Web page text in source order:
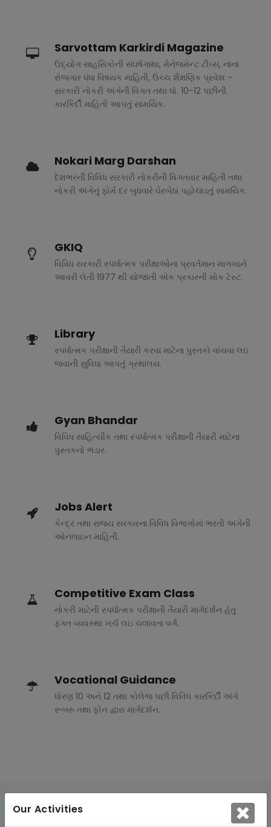
Our Activities
Sarvottam Karkirdi Magazine
ઉદ્યોગ સાહસિકોની સંઘર્ષગાથા, મેનેજમેન્ટ ટીપ્સ, નાના
રોજગાર ધંધા વિષયક માહિતી, ઉચ્ચ શૈક્ષણિક પ્રવેશ -
સરકારી નોકરી અંગેની વિગત તથા ધો. 10-12 પછીની
કારકિર્દી માહિતી આપતું સામયિક.
Nokari Marg Darshan
દેશભરની વિવિધ સરકારી નોકરીની વિગતવાર માહિતી તથા
નોકરી અંગેનું ફોર્મ દર બુધવારે ઘેરબેઠાં પહોચાડતું સામયિક.
GKIQ
વિવિધ સરકારી સ્પર્ધાત્મક પરીક્ષાઓના પ્રવર્તમાન માળખાને
આવરી લેતી 1977 થી યોજાતી એક પ્રકારની મોક ટેસ્ટ.
Library
સ્પર્ધાત્મક પરીક્ષાની તૈયારી કરવા માટેના પુસ્તકો વાંચવા લઇ
જવાની સુવિધા આપતું ગ્રંથાલય.
Gyan Bhandar
વિવિધ સાહિત્યીક તથા સ્પર્ધાત્મક પરીક્ષાની તૈયારી માટેના
પુસ્તકનો ભંડાર.
Jobs Alert
કેન્દ્ર તથા રાજ્ય સરકારના વિવિધ વિભાગોમાં ભરતી અંગેની
ઓનલાઇન માહિતી.
Competitive Exam Class
નોકરી માટેની સ્પર્ધાત્મક પરીક્ષાની તૈયારી માર્ગદર્શન હેતુ
ફક્ત વ્યવસ્થા ખર્ચ લઇ ચલાવતા વર્ગ.
Vocational Guidance
ધોરણ 10 અને 12 તથા કોલેજ પછી વિવિધ કારકિર્દી અંગે
રૂબરુ તથા ફોન દ્વારા માર્ગદર્શન.